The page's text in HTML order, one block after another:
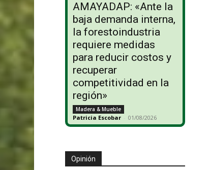
AMAYADAP: «Ante la
baja demanda interna,
la forestoindustria
requiere medidas
para reducir costos y
recuperar
competitividad en la
región»
Madera & Mueble
Patricia Escobar - 01/08/2026
Opinión